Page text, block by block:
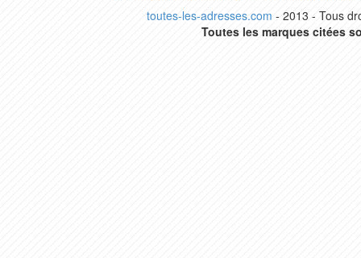
toutes-les-adresses.com - 2013 - Tous
Toutes les marques citées